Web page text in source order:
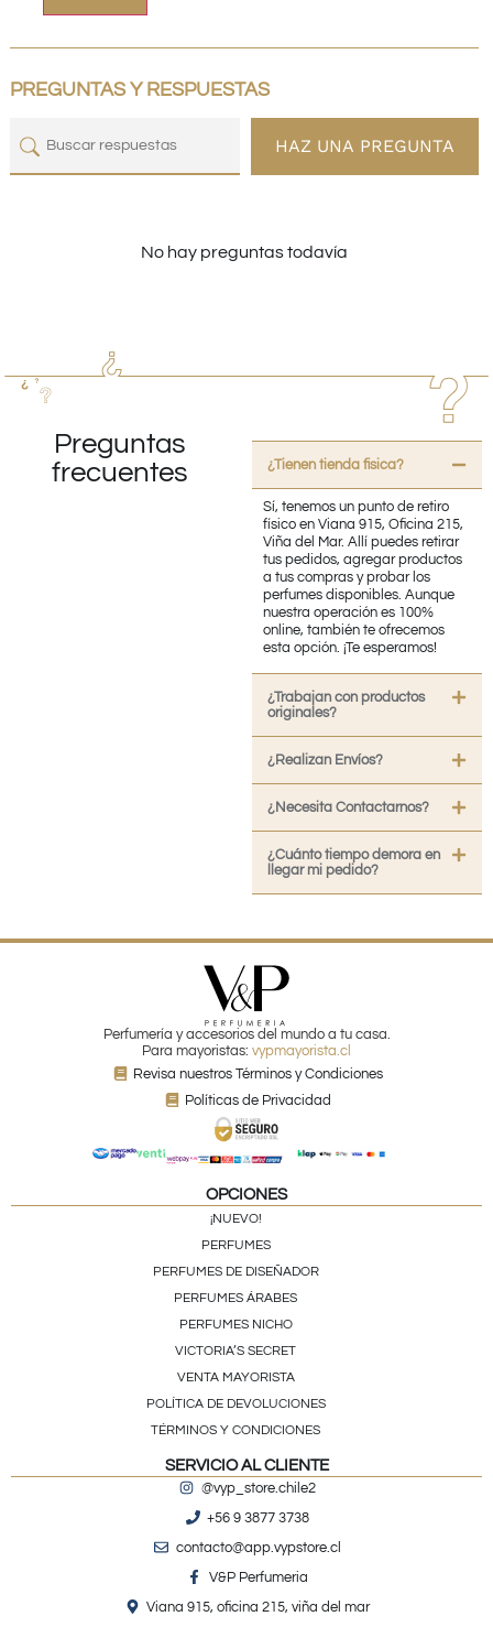
PREGUNTAS Y RESPUESTAS
HAZ UNA PREGUNTA
No hay preguntas todavía
Preguntas
frecuentes
¿Tienen tienda fisica?
Sí, tenemos un punto de retiro
físico en Viana 915, Oficina 215,
Viña del Mar. Allí puedes retirar
tus pedidos, agregar productos
a tus compras y probar los
perfumes disponibles. Aunque
nuestra operación es 100%
online, también te ofrecemos
esta opción. ¡Te esperamos!
¿Trabajan con productos
originales?
¿Realizan Envíos?
¿Necesita Contactarnos?
¿Cuánto tiempo demora en
llegar mi pedido?
Perfumería y accesorios del mundo a tu casa.
Para mayoristas: vypmayorista.cl
Revisa nuestros Términos y Condiciones
Políticas de Privacidad
OPCIONES
¡NUEVO!
PERFUMES
PERFUMES DE DISEÑADOR
PERFUMES ÁRABES
PERFUMES NICHO
VICTORIA’S SECRET
VENTA MAYORISTA
POLÍTICA DE DEVOLUCIONES
TÉRMINOS Y CONDICIONES
SERVICIO AL CLIENTE
@vyp_store.chile2
+56 9 3877 3738
contacto@app.vypstore.cl
V&P Perfumeria
Viana 915, oficina 215, viña del mar